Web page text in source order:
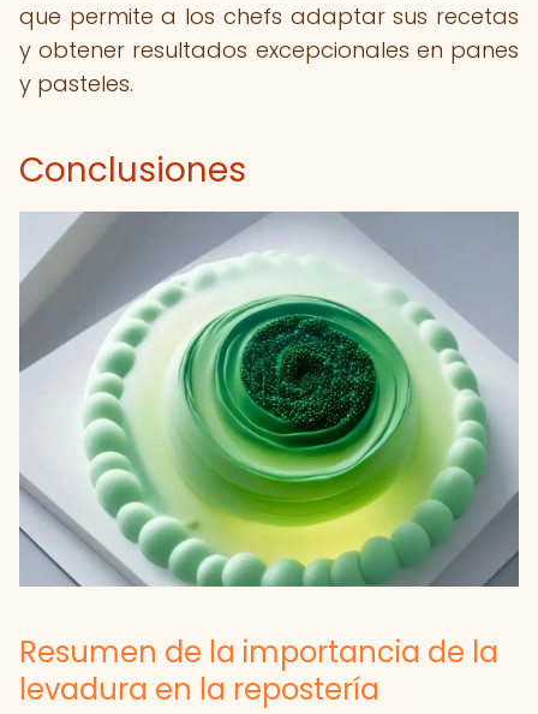
que permite a los chefs adaptar sus recetas
y obtener resultados excepcionales en panes
y pasteles.
Conclusiones
Resumen de la importancia de la
levadura en la repostería